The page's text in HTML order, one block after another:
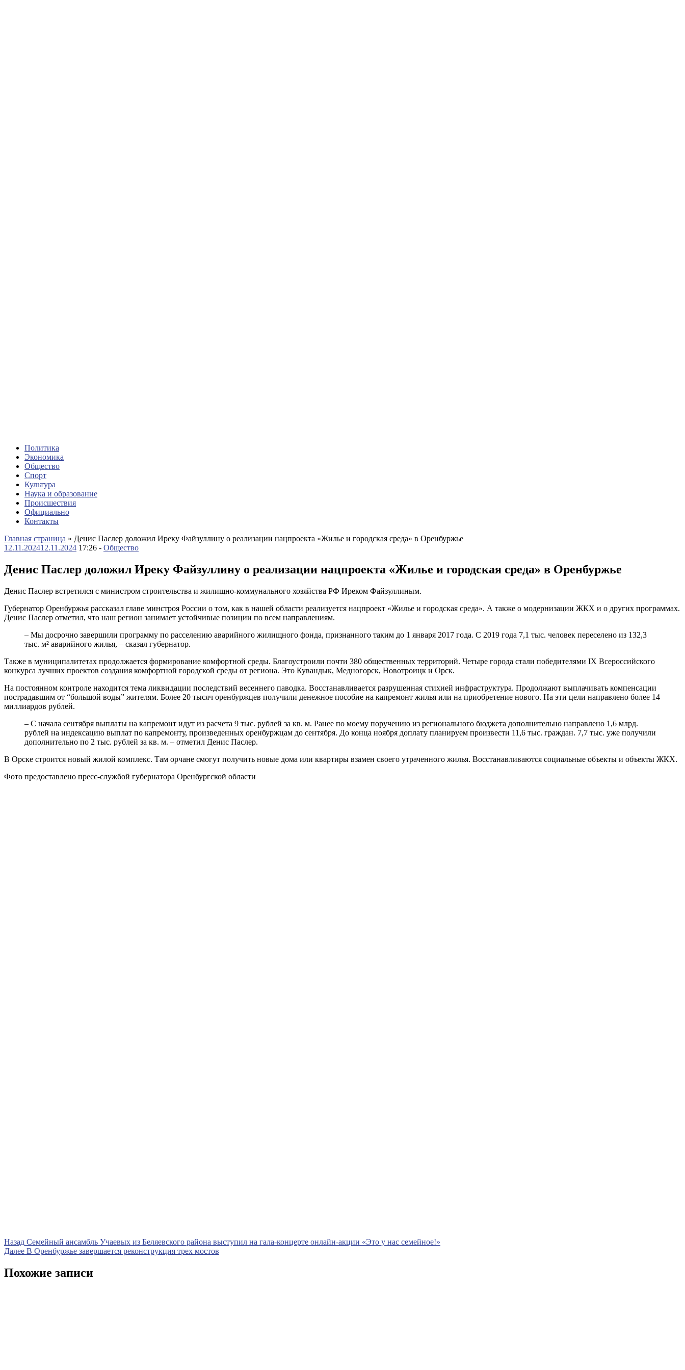
Политика
Экономика
Общество
Спорт
Культура
Наука и образование
Происшествия
Официально
Контакты
Главная страница » Денис Паслер доложил Иреку Файзуллину о реализации нацпроекта «Жилье и городская среда» в Оренбуржье
12.11.202412.11.2024 17:26 - Общество
Денис Паслер доложил Иреку Файзуллину о реализации нацпроекта «Жилье и городская среда» в Оренбуржье
Денис Паслер встретился с министром строительства и жилищно-коммунального хозяйства РФ Иреком Файзуллиным.
Губернатор Оренбуржья рассказал главе минстроя России о том, как в нашей области реализуется нацпроект «Жилье и городская среда». А также о модернизации ЖКХ и о других программах.
Денис Паслер отметил, что наш регион занимает устойчивые позиции по всем направлениям.
– Мы досрочно завершили программу по расселению аварийного жилищного фонда, признанного таким до 1 января 2017 года. С 2019 года 7,1 тыс. человек переселено из 132,3
тыс. м² аварийного жилья, – сказал губернатор.
Также в муниципалитетах продолжается формирование комфортной среды. Благоустроили почти 380 общественных территорий. Четыре города стали победителями IX Всероссийского
конкурса лучших проектов создания комфортной городской среды от региона. Это Кувандык, Медногорск, Новотроицк и Орск.
На постоянном контроле находится тема ликвидации последствий весеннего паводка. Восстанавливается разрушенная стихией инфраструктура. Продолжают выплачивать компенсации
пострадавшим от “большой воды” жителям. Более 20 тысяч оренбуржцев получили денежное пособие на капремонт жилья или на приобретение нового. На эти цели направлено более 14
миллиардов рублей.
– С начала сентября выплаты на капремонт идут из расчета 9 тыс. рублей за кв. м. Ранее по моему поручению из регионального бюджета дополнительно направлено 1,6 млрд.
рублей на индексацию выплат по капремонту, произведенных оренбуржцам до сентября. До конца ноября доплату планируем произвести 11,6 тыс. граждан. 7,7 тыс. уже получили
дополнительно по 2 тыс. рублей за кв. м. – отметил Денис Паслер.
В Орске строится новый жилой комплекс. Там орчане смогут получить новые дома или квартиры взамен своего утраченного жилья. Восстанавливаются социальные объекты и объекты ЖКХ.
Фото предоставлено пресс-службой губернатора Оренбургской области
Навигация
по
записям
Назад Предыдущая
запись
Семейный ансамбль Учаевых из Беляевского района выступил на гала-концерте онлайн-акции «Это у нас семейное!»
Далее Следующая
В Оренбуржье завершается реконструкция трех мостов
Похожие записи